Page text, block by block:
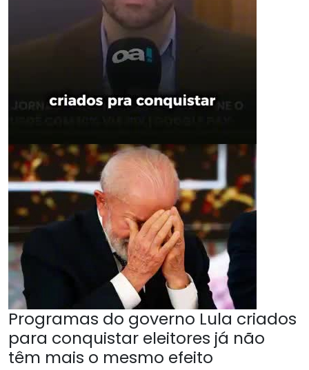
Programas do governo Lula criados
para conquistar eleitores já não
têm mais o mesmo efeito